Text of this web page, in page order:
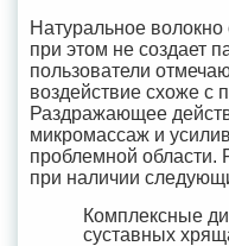
Натуральное волокно
при этом не создает
пользователи
воздействие схоже с
Раздражающее
микромассаж и
проблемной области.
при наличии
Комплексные
суставных